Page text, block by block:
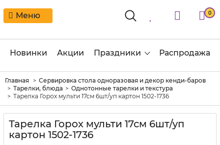
Меню 0
Новинки Акции Праздники Распродажа
Главная
Сервировка стола одноразовая и декор кенди-баров
Тарелки, блюда
Однотонные тарелки и текстура
Тарелка Горох мульти 17см 6шт/уп картон 1502-1736
Тарелка Горох мульти 17см 6шт/уп
картон 1502-1736